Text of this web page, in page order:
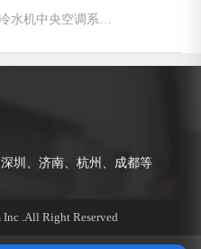
水机中央空调系统
圳、济南、杭州、成都等
.All Right Reserved